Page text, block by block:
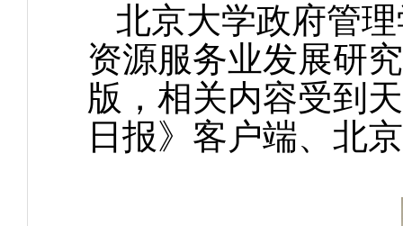
北京大学政府管
资源服务业发展研
版，相关内容受到
日报》客户端、北